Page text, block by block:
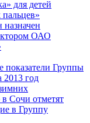
для детей
ОАО
показатели Группы
2013 год
Сочи отметят
в Группу